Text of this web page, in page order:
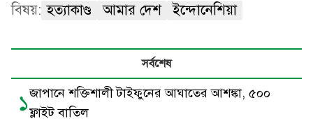
বিষয়: হত্যাকাণ্ড আমার দেশ ইন্দোনেশিয়া
সর্বশেষ
১জাপানে শক্তিশালী টাইফুনের আঘাতের আশঙ্কা, ৫০০
ফ্লাইট বাতিল